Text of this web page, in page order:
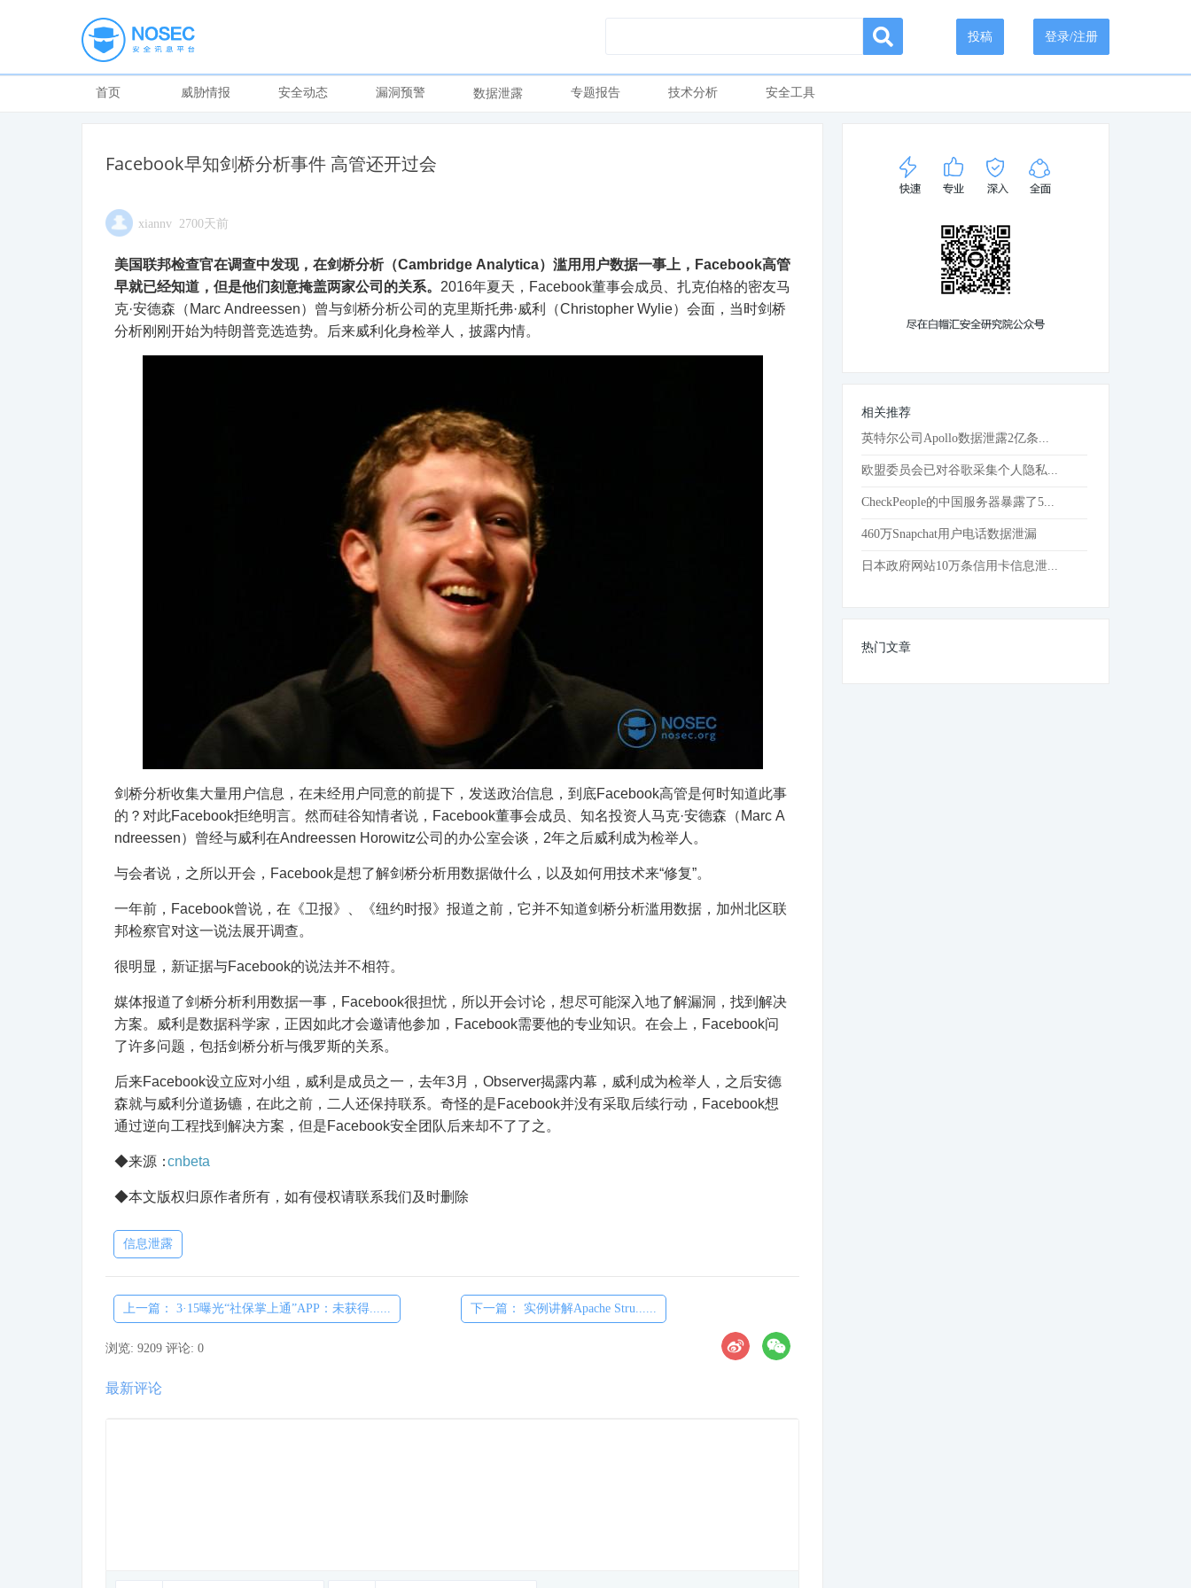
登录/注册
投稿
首页 威胁情报 安全动态 漏洞预警 数据泄露 专题报告 技术分析 安全工具
Facebook早知剑桥分析事件 高管还开过会
xiannv 2700天前
美国联邦检查官在调查中发现，在剑桥分析（Cambridge Analytica）滥用用户数据一事上，Facebook高管
早就已经知道，但是他们刻意掩盖两家公司的关系。 2016年夏天，Facebook董事会成员、扎克伯格的密友马
克·安德森（Marc Andreessen）曾与剑桥分析公司的克里斯托弗·威利（Christopher Wylie）会面，当时剑桥
分析刚刚开始为特朗普竞选造势。后来威利化身检举人，披露内情。
剑桥分析收集大量用户信息，在未经用户同意的前提下，发送政治信息，到底Facebook高管是何时知道此事
的？对此Facebook拒绝明言。然而硅谷知情者说，Facebook董事会成员、知名投资人马克·安德森（Marc A
ndreessen）曾经与威利在Andreessen Horowitz公司的办公室会谈，2年之后威利成为检举人。
与会者说，之所以开会，Facebook是想了解剑桥分析用数据做什么，以及如何用技术来“修复”。
一年前，Facebook曾说，在《卫报》、《纽约时报》报道之前，它并不知道剑桥分析滥用数据，加州北区联
邦检察官对这一说法展开调查。
很明显，新证据与Facebook的说法并不相符。
媒体报道了剑桥分析利用数据一事，Facebook很担忧，所以开会讨论，想尽可能深入地了解漏洞，找到解决
方案。威利是数据科学家，正因如此才会邀请他参加，Facebook需要他的专业知识。在会上，Facebook问
了许多问题，包括剑桥分析与俄罗斯的关系。
后来Facebook设立应对小组，威利是成员之一，去年3月，Observer揭露内幕，威利成为检举人，之后安德
森就与威利分道扬镳，在此之前，二人还保持联系。奇怪的是Facebook并没有采取后续行动，Facebook想
通过逆向工程找到解决方案，但是Facebook安全团队后来却不了了之。
◆来源：cnbeta
◆本文版权归原作者所有，如有侵权请联系我们及时删除
信息泄露
上一篇： 3·15曝光“社保掌上通”APP：未获得...... 下一篇： 实例讲解Apache Stru......
浏览: 9209 评论: 0
最新评论
相关推荐
英特尔公司Apollo数据泄露2亿条...
欧盟委员会已对谷歌采集个人隐私...
CheckPeople的中国服务器暴露了5...
460万Snapchat用户电话数据泄漏
日本政府网站10万条信用卡信息泄...
热门文章